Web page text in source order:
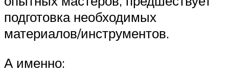
подготовка необходимых
материалов/инструментов.
А именно: